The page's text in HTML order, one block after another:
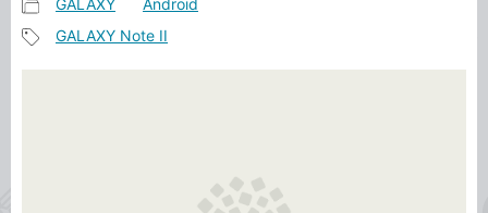
事
カ
GALAXY Android
GALAXY Note II